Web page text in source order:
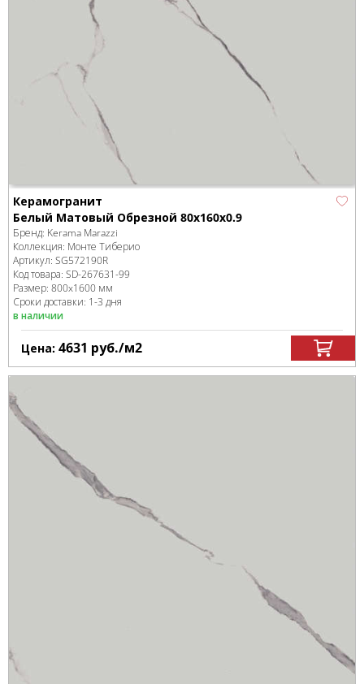
Керамогранит
Белый Матовый Обрезной 80x160x0.9
Бренд: Kerama Marazzi
Коллекция: Монте Тиберио
Артикул: SG572190R
Код товара: SD-267631-99
Размер: 800x1600 мм
Сроки доставки: 1-3 дня
в наличии
Цена: 4631 руб./м2